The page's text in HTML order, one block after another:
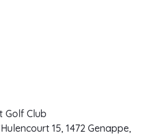
Golf Club
15, 1472 Genappe,